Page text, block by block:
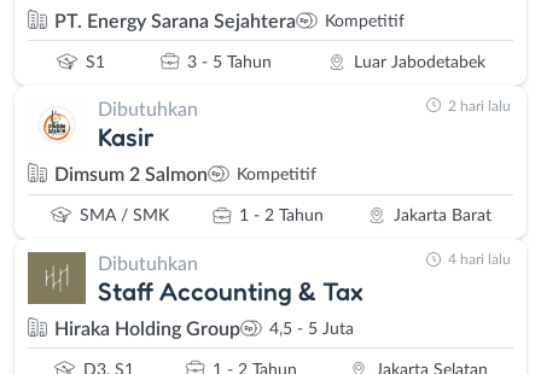
PT. Energy Sarana Sejahtera Kompetitif
S1 3 - 5 Tahun Luar Jabodetabek
Dibutuhkan
Kasir
Dimsum 2 Salmon Kompetitif
SMA / SMK 1 - 2 Tahun Jakarta Barat
2 hari lalu
Dibutuhkan
Staff Accounting & Tax
Hiraka Holding Group 4,5 - 5 Juta
D3, S1 1 - 2 Tahun Jakarta Selatan
4 hari lalu